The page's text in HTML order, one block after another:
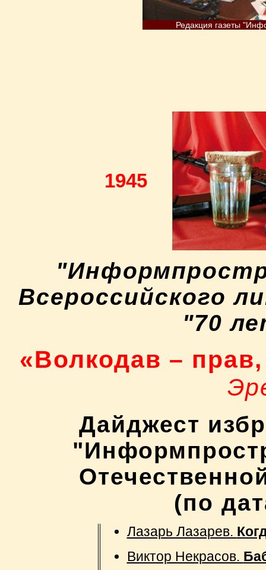
Редакция газеты
1945
Всероссийского
"70
«Волкодав –
Дайджест
(по
Лазарь Лазарев.
Виктор Некрасов.